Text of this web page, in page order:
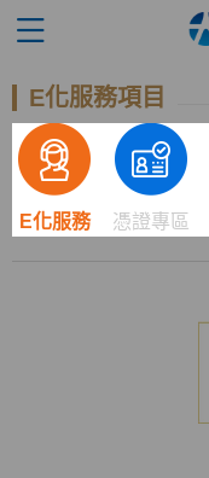
E化服務項目
E化服務 憑證專區